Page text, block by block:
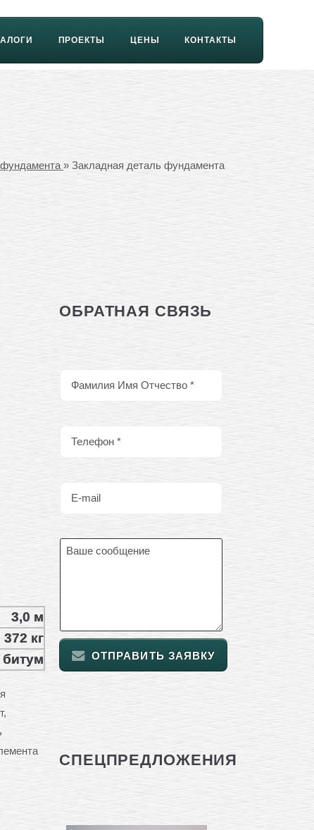
ПРОЕКТЫ ЦЕНЫ КОНТАКТЫ
» Закладная деталь фундамента
3,0 м
372 кг
битум
ОБРАТНАЯ СВЯЗЬ
ОТПРАВИТЬ ЗАЯВКУ
СПЕЦПРЕДЛОЖЕНИЯ